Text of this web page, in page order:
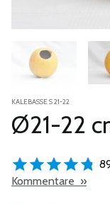
KALEBASSE S 21-22
Ø21-22
Kommentare »